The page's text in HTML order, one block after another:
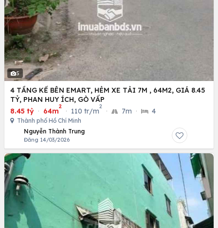
5
4 TẦNG KẾ BÊN EMART, HẺM XE TẢI 7M , 64M2, GIÁ 8.45
TỶ, PHAN HUY ÍCH, GÒ VẤP
8.45 tỷ · 64m
2
· 110 tr/m
2
· 7m · 4
Thành phố Hồ Chí Minh
Nguyễn Thành Trung
Đăng 14/03/2026